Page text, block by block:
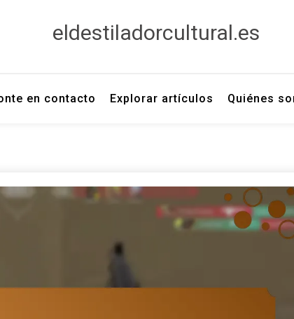
eldestiladorcultural.es
en contacto Explorar artículos Quiénes